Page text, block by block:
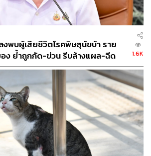
266
ABOUT THE AUTHOR
ธนกร วงษ์ปัญญา
บรรณาธิการข่าวในประเทศ กอง
บรรณาธิการข่าว THE STANDARD
ABOUT THE PHOTOGRAPHER
ฐานิส สุดโต
บรรณาธิการภาพ ประจำสำนักข่าว THE
STANDARD
งพบผู้เสียชีวิตโรคพิษสุนัขบ้า ราย
ง ย้ำถูกกัด-ข่วน รีบล้างแผล-ฉีด
1.6K